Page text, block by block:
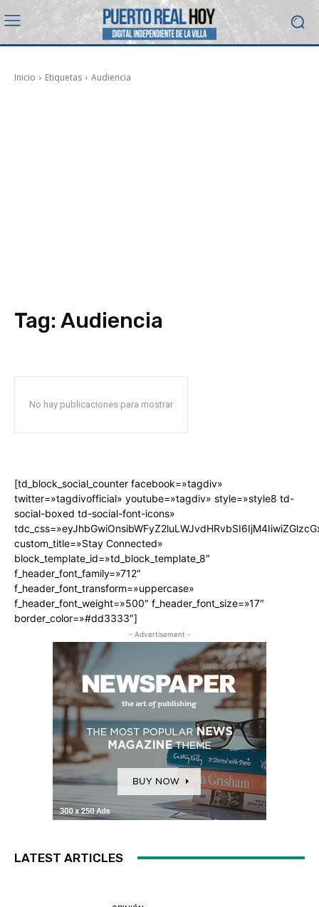
Inicio Etiquetas Audiencia
Tag: Audiencia
No hay publicaciones para mostrar
[td_block_social_counter facebook=»tagdiv»
twitter=»tagdivofficial» youtube=»tagdiv» style=»style8 td-
social-boxed td-social-font-icons»
custom_title=»Stay Connected»
block_template_id=»td_block_template_8″
f_header_font_family=»712″
f_header_font_transform=»uppercase»
f_header_font_weight=»500″ f_header_font_size=»17″
border_color=»#dd3333″]
- Advertisement -
LATEST ARTICLES